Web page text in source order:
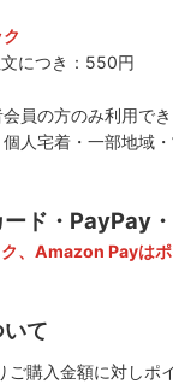
につき：550円
員の方のみ利用でき
人宅着・一部地域
ード・PayPay
、Amazon Payは
て
ご購入金額に対しポ